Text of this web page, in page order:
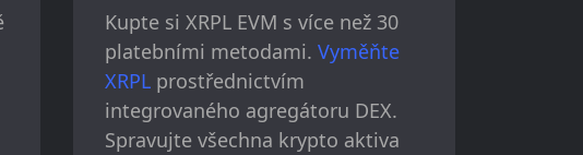
Kupte si XRPL EVM s více než 30
platebními metodami. Vyměňte
XRPLprostřednictvím
integrovaného agregátoru DEX.
Spravujte všechna krypto aktiva